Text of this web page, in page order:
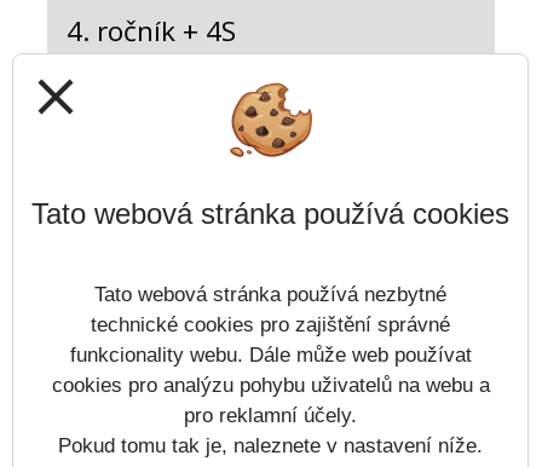
4. ročník + 4S
1. + 2. ročník + 2S
Otevřít kategorii
close
Tato webová stránka používá cookies
Tato webová stránka používá nezbytné
technické cookies pro zajištění správné
funkcionality webu. Dále může web používat
cookies pro analýzu pohybu uživatelů na webu a
pro reklamní účely.
Pokud tomu tak je, naleznete v nastavení níže.